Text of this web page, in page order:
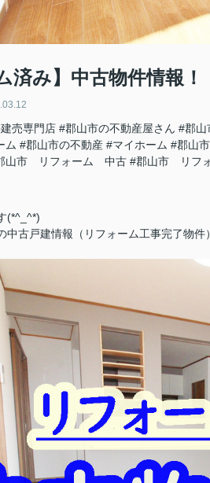
済み】中古物件情報！
売専門店 #郡山市の不動産屋さん #郡
ム #郡山市の不動産 #マイホーム #郡山
山市 リフォーム 中古 #郡山市 リフ
(*^_^*)
中古戸建情報（リフォーム工事完了物件